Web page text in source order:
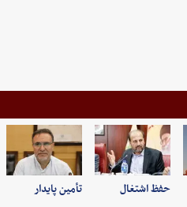
حفظ اشتغال
تأمین پایدار